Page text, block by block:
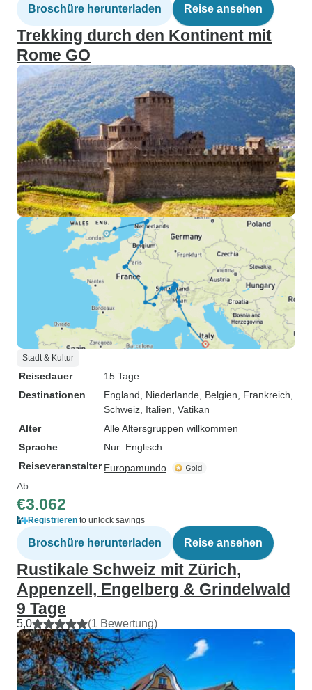
Broschüre herunterladen Reise ansehen
Trekking durch den Kontinent mit
Rome GO
Stadt & Kultur
Reisedauer
15 Tage
Destinationen
England , Niederlande , Belgien , Frankreich
Schweiz , Italien , Vatikan
Alter
Alle Altersgruppen willkommen
Sprache
Nur: Englisch
Reiseveranstalter Europamundo
Ab
€3.062
Registrieren to unlock savings
Broschüre herunterladen Reise ansehen
Rustikale Schweiz mit Zürich,
Appenzell, Engelberg & Grindelwald
9 Tage
5,0 (1 Bewertung)